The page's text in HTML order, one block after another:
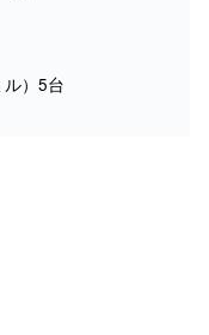
）5台